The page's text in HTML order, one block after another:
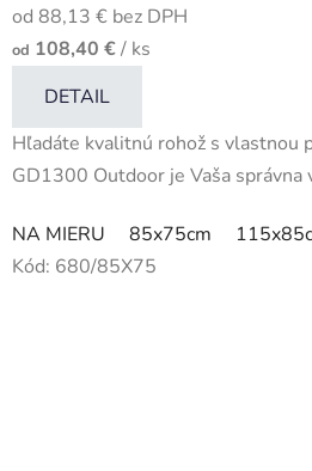
od 88,13 € bez DPH
od 108,40 €/ ks
DETAIL
Hľadáte kvalitnú rohož s vlastnou
GD1300 Outdoor je Vaša správna
NA MIERU 85x75cm
Kód: 680/85X75